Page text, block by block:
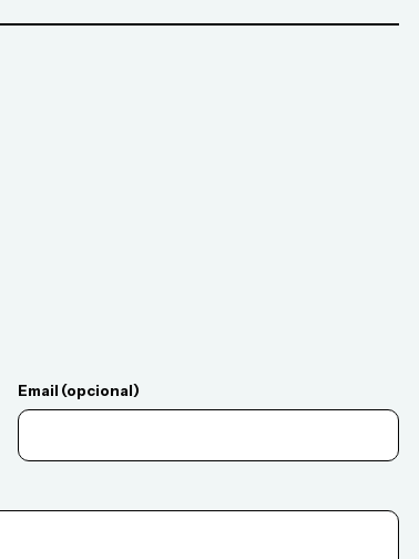
Email (opcional)